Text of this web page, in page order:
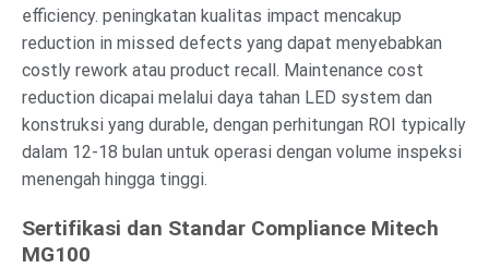
efficiency. peningkatan kualitas impact mencakup
reduction in missed defects yang dapat menyebabkan
costly rework atau product recall. Maintenance cost
reduction dicapai melalui daya tahan LED system dan
konstruksi yang durable, dengan perhitungan ROI typically
dalam 12-18 bulan untuk operasi dengan volume inspeksi
menengah hingga tinggi.
Sertifikasi dan Standar Compliance Mitech
MG100